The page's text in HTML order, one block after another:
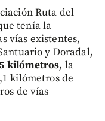
Ruta del
tenía la
vías existentes,
y Doradal,
kilómetros, la
kilómetros de
de vías